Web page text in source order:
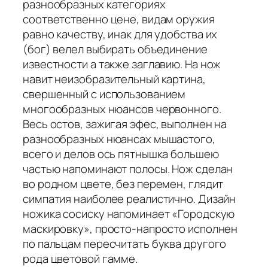
разнообразных категориях
соответственно цене, видам оружия
равно качеству, инак для удобства их
(бог) велел выбирать объединение
известности а также заглавию. На нож
навит неизобразительный картина,
свершенный с использованием
многообразных нюансов червонного.
Весь остов, зажигая эфес, выполнен на
разнообразных нюансах мышастого,
всего и делов ось пятнышка большею
частью напоминают полосы. Нож сделан
во родном цвете, без перемен, глядит
симпатия наиболее реалистично. Дизайн
ножика сосиску напоминает «Городскую
маскировку», просто-напросто исполнен
по пальцам пересчитать буква другого
рода цветовой гамме.